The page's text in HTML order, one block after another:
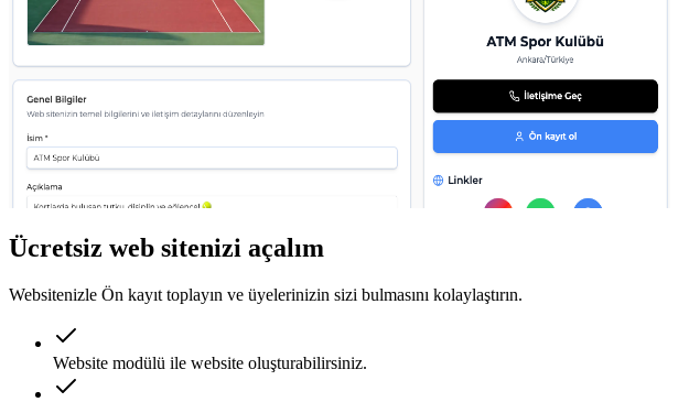
Ücretsiz web sitenizi açalım
Websitenizle Ön kayıt toplayın ve üyelerinizin sizi bulmasını kolaylaştırın.
Website modülü ile website oluşturabilirsiniz.